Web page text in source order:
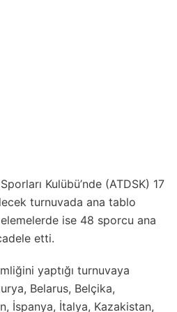
Kulübü’nde (ATDSK) 17
turnuvada ana tablo
ise 48 sporcu ana
etti.
yaptığı turnuvaya
Belarus, Belçika,
İspanya, İtalya, Kazakistan,